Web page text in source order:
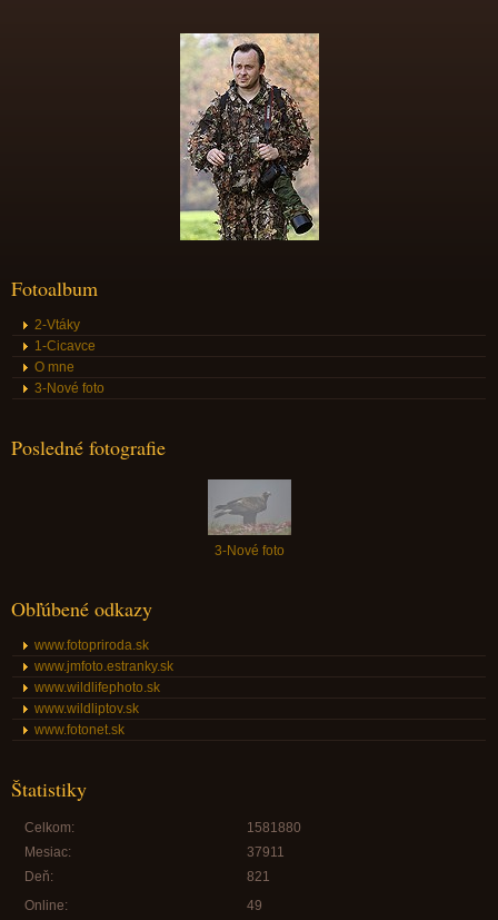
Fotoalbum
2-Vtáky
1-Cicavce
O mne
3-Nové foto
Posledné fotografie
3-Nové foto
Obľúbené odkazy
www.fotopriroda.sk
www.jmfoto.estranky.sk
www.wildlifephoto.sk
www.wildliptov.sk
www.fotonet.sk
Štatistiky
Online: 49
Celkom:
1581880
Mesiac:
37911
Deň:
821